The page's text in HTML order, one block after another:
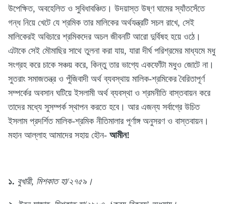
উপেক্ষিত, অবহেলিত ও সুবিধাবঞ্চিত। উদয়াস্ত উষ্ণ ঘামের স্যাঁতসেঁতে
গন্ধ নিয়ে খেটে যে শ্রমিক তার মালিকের অর্থযন্ত্রটি সচল রাখে, সেই
মালিকেরই অবিচারে শ্রমিকদের অচল জীবনটি আরো দুর্বিষহ হয়ে ওঠে।
এটাকে সেই মৌমাছির সাথে তুলনা করা যায়, যারা দীর্ঘ পরিশ্রমের মাধ্যমে মধু
সংগ্রহ করে চাকে সঞ্চয় করে, কিন্তু তার ভাগ্যে একফোঁটা মধুও জোটে না।
সুতরাং সমাজতন্ত্র ও পুঁজিবাদী অর্থ ব্যবস্থায় মালিক-শ্রমিকের বৈরিতাপূর্ণ
সম্পর্কের অবসান ঘটিয়ে ইসলামী অর্থ ব্যবস্থা ও শ্রমনীতি বাস্তবায়ন করে
তাদের মধ্যে সুসম্পর্ক স্থাপন করতে হবে। আর এজন্য সর্বাগ্রে উচিত
ইসলাম প্রদর্শিত মালিক-শ্রমিক নীতিমালার পূর্ণাঙ্গ অনুসরণ ও বাস্তবায়ন।
মহান আল্লাহ আমাদের সহায় হৌন- আমীন!
১. বুখারী, মিশকাত হা/২৭৫৯।